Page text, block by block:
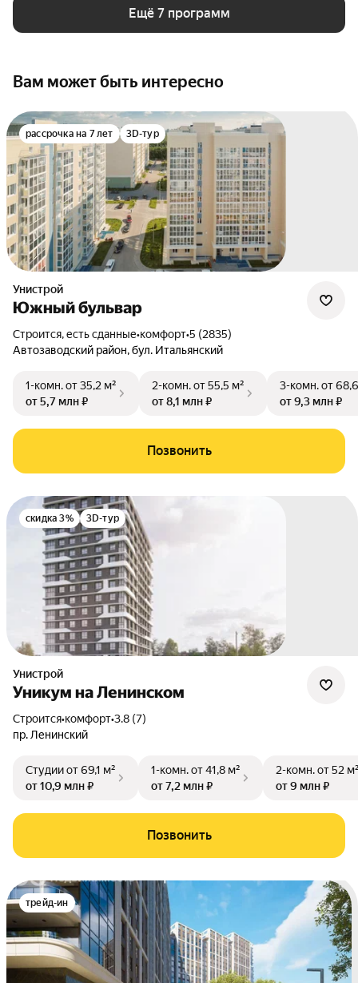
Ещё 7 программ
Вам может быть интересно
рассрочка на 7 лет 3D-тур
Унистрой
Южный бульвар
Строится, есть сданные•комфорт•5 (2835)
Автозаводский район,бул. Итальянский
1-комн.от 35,2 м²
от 5,7 млн ₽
2-комн.от 55,5 м²
от 8,1 млн ₽
3-комн.от
от 9,3 млн ₽
Позвонить
скидка 3% 3D-тур
Унистрой
Уникум на Ленинском
Строится•комфорт•3.8 (7)
пр. Ленинский
Студииот 69,1 м²
от 10,9 млн ₽
1-комн.от 41,8 м²
от 7,2 млн ₽
2-комн.от 52
от 9 млн ₽
Позвонить
трейд-ин